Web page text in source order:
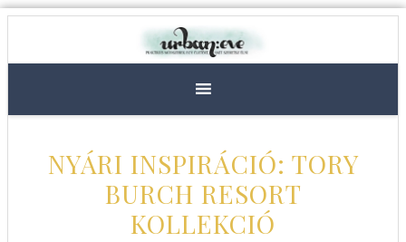
NYÁRI INSPIRÁCIÓ: TORY
BURCH RESORT
KOLLEKCIÓ